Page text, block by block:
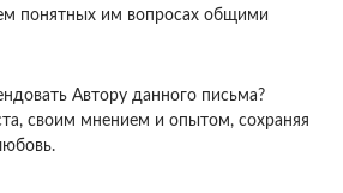
понятных им вопросах общими
Автору данного письма?
своим мнением и опытом, сохраняя